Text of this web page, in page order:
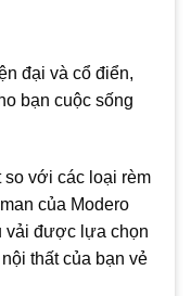
đại và cổ điển,
bạn cuộc sống
so với các loại rèm
của Modero
vải được lựa chọn
thất của bạn vẻ